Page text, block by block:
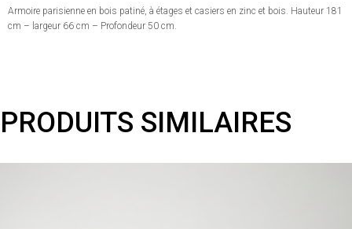
Armoire parisienne en bois patiné, à étages et casiers en zinc et bois. Hauteur 181
cm – largeur 66 cm – Profondeur 50 cm.
PRODUITS SIMILAIRES